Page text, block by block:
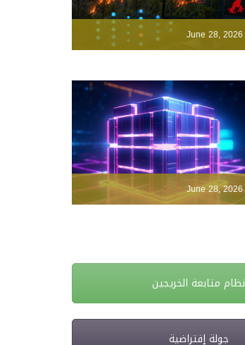
June 28, 2026
June 28, 2026
نظام متابعة الخريجين
جولة إفتراضية